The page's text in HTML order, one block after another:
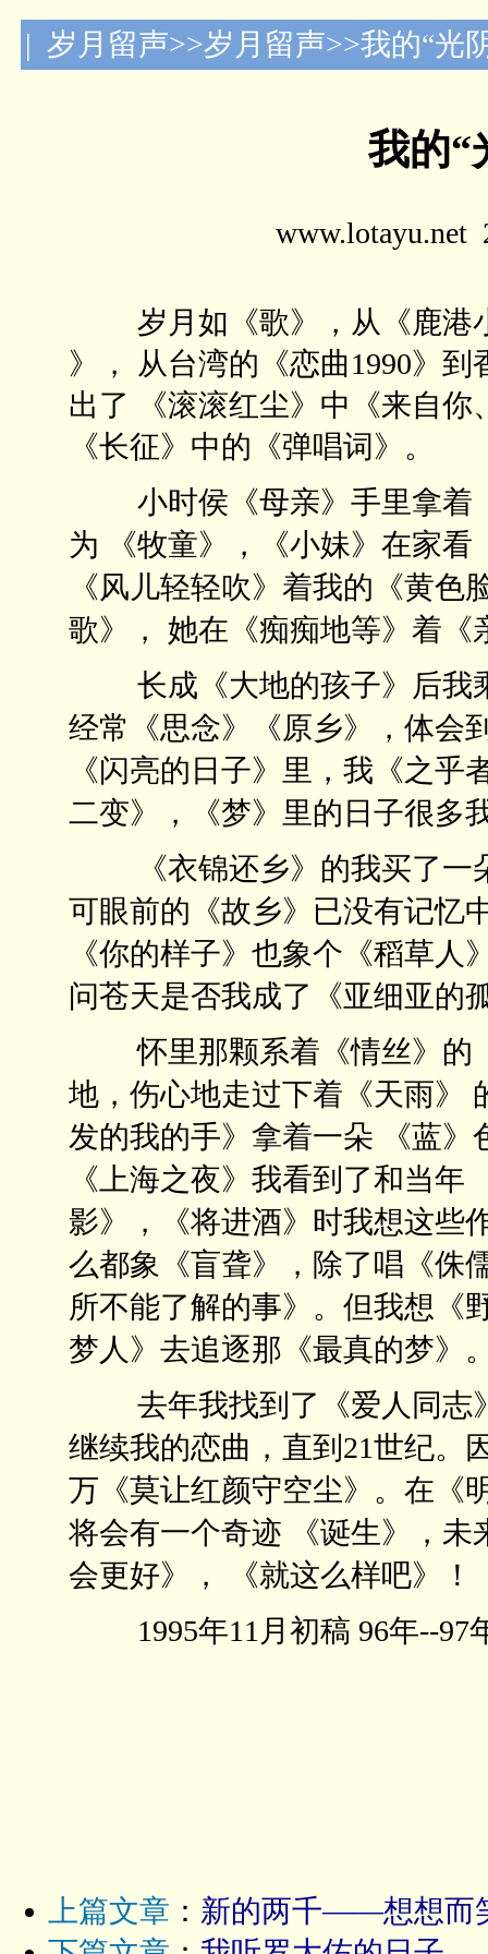
| 岁月留声>>岁月留声>>我的“光
我的“
www.lotayu.net
岁月如《歌》，从《鹿港小
》， 从台湾的《恋曲1990》
出了 《滚滚红尘》中《来自
《长征》中的《弹唱词》。
小时侯《母亲》手里拿着
为 《牧童》，《小妹》在家
《风儿轻轻吹》着我的《黄
歌》， 她在《痴痴地等》着《
长成《大地的孩子》后我
经常《思念》《原乡》，体会
《闪亮的日子》里，我《之
二变》，《梦》里的日子很多
《衣锦还乡》的我买了一
可眼前的《故乡》已没有记忆
《你的样子》也象个《稻草
问苍天是否我成了《亚细亚的
怀里那颗系着《情丝》的
地，伤心地走过下着《天雨》
发的我的手》拿着一朵 《蓝
《上海之夜》我看到了和当
影》，《将进酒》时我想这些
么都象《盲聋》，除了唱《侏
所不能了解的事》。但我想《
梦人》去追逐那《最真的梦》
去年我找到了《爱人同志
继续我的恋曲，直到21世纪。
万《莫让红颜守空尘》。在《
将会有一个奇迹 《诞生》，
会更好》， 《就这么样吧》！
1995年11月初稿 96年--97
上篇文章 ： 新的两千——想想而